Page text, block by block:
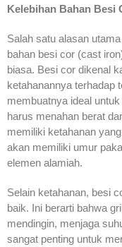
Kelebihan Bahan Besi
Salah satu alasan
bahan besi cor (cast
biasa. Besi cor dikenal
ketahanannya terhadap
membuatnya ideal
harus menahan berat
memiliki ketahanan
akan memiliki umur
elemen alamiah.
Selain ketahanan, besi
baik. Ini berarti bahwa
mendingin, menjaga
sangat penting untuk